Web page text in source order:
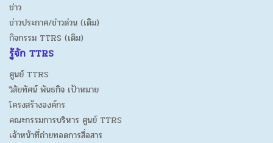
ข่าว
ข่าวประกาศ/ข่าวด่วน (เดิม)
กิจกรรม TTRS (เดิม)
รู้จัก TTRS
ศูนย์ TTRS
วิสัยทัศน์ พันธกิจ เป้าหมาย
โครงสร้างองค์กร
คณะกรรมการบริหาร ศูนย์ TTRS
เจ้าหน้าที่ถ่ายทอดการสื่อสาร